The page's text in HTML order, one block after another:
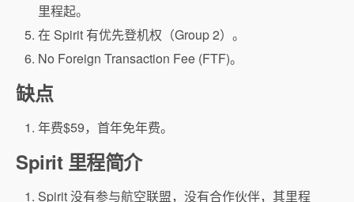
里程起。
在 Spirit 有优先登机权（Group 2）。
No Foreign Transaction Fee (FTF)。
缺点
年费$59，首年免年费。
Spirit 里程简介
Spirit 没有参与航空联盟，没有合作伙伴，其里程